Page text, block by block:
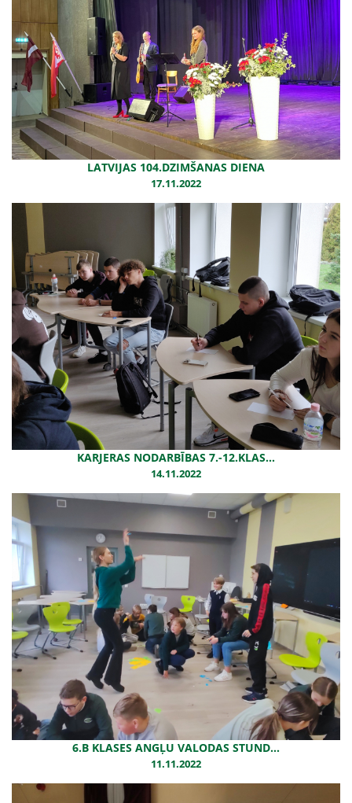
LATVIJAS 104.DZIMŠANAS DIENA
17.11.2022
KARJERAS NODARBĪBAS 7.-12.KLAS...
14.11.2022
6.B KLASES ANGĻU VALODAS STUND...
11.11.2022